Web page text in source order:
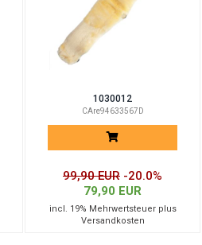
1030012
CAre94633567D
99,90 EUR -20.0%
79,90 EUR
incl. 19% Mehrwertsteuer plus
Versandkosten